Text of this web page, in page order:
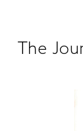
The